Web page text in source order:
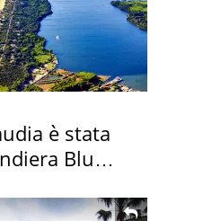
è stata
Blu